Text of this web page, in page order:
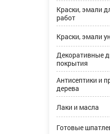
Краски, эмали
работ
Краски, эмали
Декоративные
покрытия
Антисептики и
дерева
Лаки и масла
Готовые